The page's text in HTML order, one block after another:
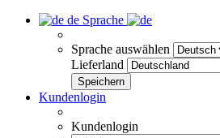
de Sprache
Sprache auswählen
Lieferland
Kundenlogin
Kundenlogin